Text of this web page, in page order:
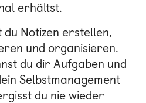
erhältst.
Notizen erstellen,
und organisieren.
du dir Aufgaben und
Selbstmanagement
du nie wieder